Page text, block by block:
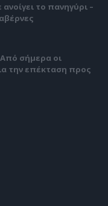
το πανηγύρι –
σήμερα οι
την επέκταση προς